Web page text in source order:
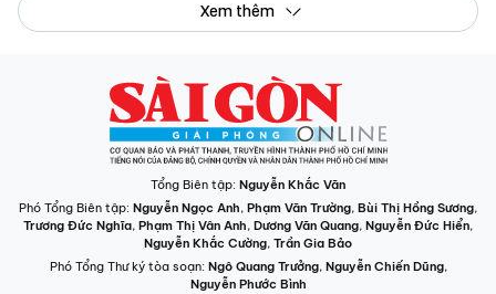
Xem thêm
Tổng Biên tập: Nguyễn Khắc Văn
Phó Tổng Biên tập: Nguyễn Ngọc Anh, Phạm Văn Trường, Bùi Thị Hồng Sương,
Trương Đức Nghĩa, Phạm Thị Vân Anh, Dương Văn Quang, Nguyễn Đức Hiển,
Nguyễn Khắc Cường, Trần Gia Bảo
Phó Tổng Thư ký tòa soạn: Ngô Quang Trưởng, Nguyễn Chiến Dũng,
Nguyễn Phước Bình